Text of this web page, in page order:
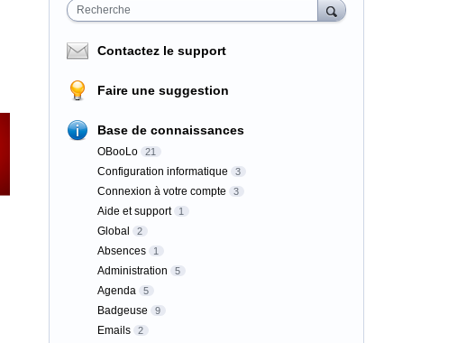
Recherche
Contactez le support
Faire une suggestion
Base de connaissances
OBooLo 21
Configuration informatique 3
Connexion à votre compte 3
Aide et support 1
Global 2
Absences 1
Administration 5
Agenda 5
Badgeuse 9
Emails 2